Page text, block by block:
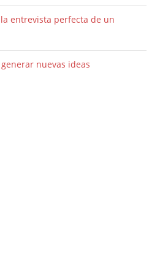
entrevista perfecta de un
nuevas ideas